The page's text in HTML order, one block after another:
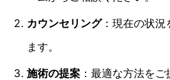
カウンセリング：現在の状況
ます。
施術の提案 ：最適な方法をご